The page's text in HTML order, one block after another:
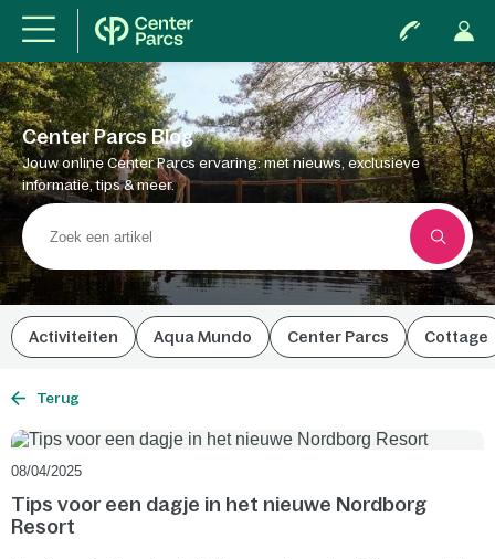
Center Parcs Blog
Jouw online Center Parcs ervaring: met nieuws, exclusieve
informatie, tips & meer.
Activiteiten Aqua Mundo Center Parcs Cottage
Terug
08/04/2025
Tips voor een dagje in het nieuwe Nordborg
Resort